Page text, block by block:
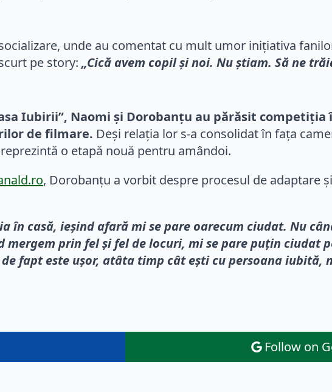
unde au comentat cu mult umor inițiativa
pe story: „Cică avem copil și noi. Nu știam. Să ne
Iubirii”, Naomi și Dorobanțu au părăsit competiția
de filmare. Deși relația lor s-a consolidat în fața
o etapă nouă pentru amândoi.
, Dorobanțu a vorbit despre procesul de adaptare
în casă, ieșind afară mi se pare oarecum ciudat. Nu
mergem prin fel și fel de locuri, mi se pare puțin ciudat
fapt este ușor, atâta timp cât ești cu persoana iubită,
Follow on